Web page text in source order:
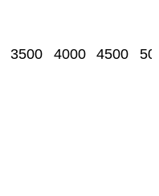
3500 4000 4500